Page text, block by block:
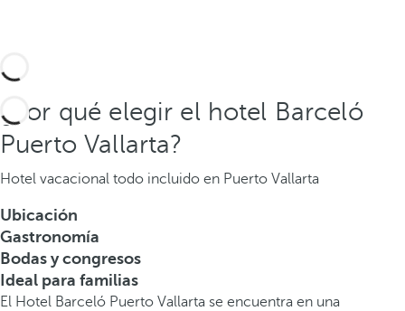
¿Por qué elegir el hotel Barceló
Puerto Vallarta?
Hotel vacacional todo incluido en Puerto Vallarta
Ubicación
Gastronomía
Bodas y congresos
Ideal para familias
El Hotel Barceló Puerto Vallarta se encuentra en una